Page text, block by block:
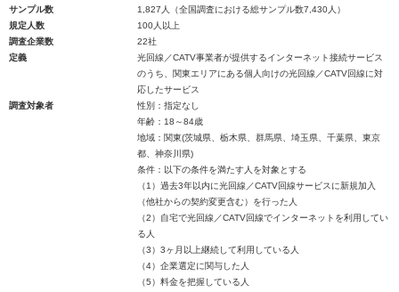
サンプル数
1,827人（全国調査における総サンプル数7,430人）
規定人数
100人以上
調査企業数
22社
定義
光回線／CATV事業者が提供するインターネット接続サービス
のうち、関東エリアにある個人向けの光回線／CATV回線に対
応したサービス
調査対象者
性別：指定なし
年齢：18～84歳
地域：関東(茨城県、栃木県、群馬県、埼玉県、千葉県、東京
都、神奈川県)
条件：以下の条件を満たす人を対象とする
（1）過去3年以内に光回線／CATV回線サービスに新規加入
（他社からの契約変更含む）を行った人
（2）自宅で光回線／CATV回線でインターネットを利用してい
る人
（3）3ヶ月以上継続して利用している人
（4）企業選定に関与した人
（5）料金を把握している人